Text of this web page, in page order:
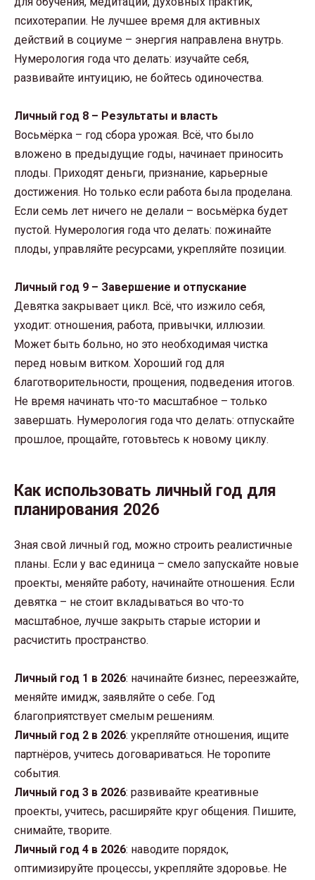
психотерапии. Не лучшее время для активных
действий в социуме – энергия направлена внутрь.
Нумерология года что делать: изучайте себя,
развивайте интуицию, не бойтесь одиночества.
Личный год 8 – Результаты и власть
Восьмёрка – год сбора урожая. Всё, что было
вложено в предыдущие годы, начинает приносить
плоды. Приходят деньги, признание, карьерные
достижения. Но только если работа была проделана.
Если семь лет ничего не делали – восьмёрка будет
пустой. Нумерология года что делать: пожинайте
плоды, управляйте ресурсами, укрепляйте позиции.
Личный год 9 – Завершение и отпускание
Девятка закрывает цикл. Всё, что изжило себя,
уходит: отношения, работа, привычки, иллюзии.
Может быть больно, но это необходимая чистка
перед новым витком. Хороший год для
благотворительности, прощения, подведения итогов.
Не время начинать что-то масштабное – только
завершать. Нумерология года что делать: отпускайте
прошлое, прощайте, готовьтесь к новому циклу.
Как использовать личный год для
планирования 2026
Зная свой личный год, можно строить реалистичные
планы. Если у вас единица – смело запускайте новые
проекты, меняйте работу, начинайте отношения. Если
девятка – не стоит вкладываться во что-то
масштабное, лучше закрыть старые истории и
расчистить пространство.
Личный год 1 в 2026: начинайте бизнес, переезжайте,
меняйте имидж, заявляйте о себе. Год
благоприятствует смелым решениям.
Личный год 2 в 2026: укрепляйте отношения, ищите
партнёров, учитесь договариваться. Не торопите
события.
Личный год 3 в 2026: развивайте креативные
проекты, учитесь, расширяйте круг общения. Пишите,
снимайте, творите.
Личный год 4 в 2026: наводите порядок,
оптимизируйте процессы, укрепляйте здоровье. Не